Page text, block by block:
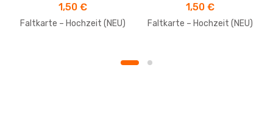
1,50 €
Faltkarte – Hochzeit (NEU)
1,50 €
Faltkarte – Hochzeit (NEU)